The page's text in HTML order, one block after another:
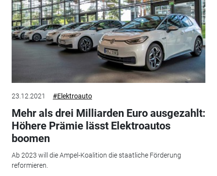
23.12.2021 #Elektroauto
Mehr als drei Milliarden Euro ausgezahlt:
Höhere Prämie lässt Elektroautos
boomen
Ab 2023 will die Ampel-Koalition die staatliche Förderung
reformieren.